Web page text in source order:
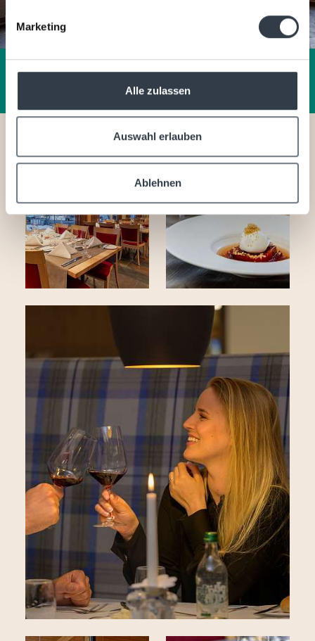
Marketing
Alle zulassen
Auswahl erlauben
Ablehnen